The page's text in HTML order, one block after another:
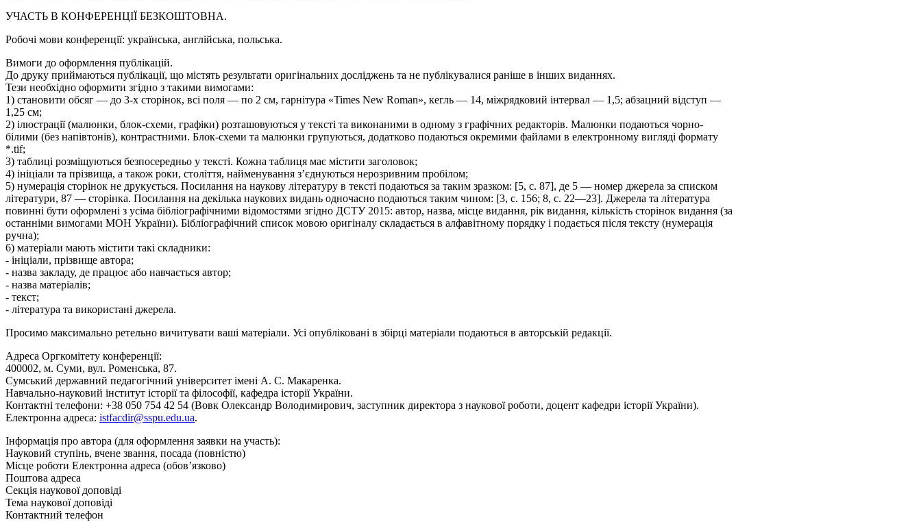
УЧАСТЬ В КОНФЕРЕНЦІЇ БЕЗКОШТОВНА.
Робочі мови конференції: українська, англійська, польська.
Вимоги до оформлення публікацій.
До друку приймаються публікації, що містять результати оригінальних досліджень та не публікувалися раніше в інших виданнях.
Тези необхідно оформити згідно з такими вимогами:
1) становити обсяг — до 3-х сторінок, всі поля — по 2 см, гарнітура «Times New Roman», кегль — 14, міжрядковий інтервал — 1,5; абзацний відступ —
1,25 см;
2) ілюстрації (малюнки, блок-схеми, графіки) розташовуються у тексті та виконаними в одному з графічних редакторів. Малюнки подаються чорно-
білими (без напівтонів), контрастними. Блок-схеми та малюнки групуються, додатково подаються окремими файлами в електронному вигляді формату
*.tif;
3) таблиці розміщуються безпосередньо у тексті. Кожна таблиця має містити заголовок;
4) ініціали та прізвища, а також роки, століття, найменування з’єднуються нерозривним пробілом;
5) нумерація сторінок не друкується. Посилання на наукову літературу в тексті подаються за таким зразком: [5, с. 87], де 5 — номер джерела за списком
літератури, 87 — сторінка. Посилання на декілька наукових видань одночасно подаються таким чином: [3, с. 156; 8, с. 22—23]. Джерела та література
повинні бути оформлені з усіма бібліографічними відомостями згідно ДСТУ 2015: автор, назва, місце видання, рік видання, кількість сторінок видання (за
останніми вимогами МОН України). Бібліографічний список мовою оригіналу складається в алфавітному порядку і подається після тексту (нумерація
ручна);
6) матеріали мають містити такі складники:
- ініціали, прізвище автора;
- назва закладу, де працює або навчається автор;
- назва матеріалів;
- текст;
- література та використані джерела.
Просимо максимально ретельно вичитувати ваші матеріали. Усі опубліковані в збірці матеріали подаються в авторській редакції.
Адреса Оргкомітету конференції:
400002, м. Суми, вул. Роменська, 87.
Сумський державний педагогічний університет імені А. С. Макаренка.
Навчально-науковий інститут історії та філософії, кафедра історії України.
Контактні телефони: +38 050 754 42 54 (Вовк Олександр Володимирович, заступник директора з наукової роботи, доцент кафедри історії України).
Електронна адреса: istfacdir@sspu.edu.ua.
Інформація про автора (для оформлення заявки на участь):
Науковий ступінь, вчене звання, посада (повністю)
Місце роботи Електронна адреса (обов’язково)
Поштова адреса
Секція наукової доповіді
Тема наукової доповіді
Контактний телефон